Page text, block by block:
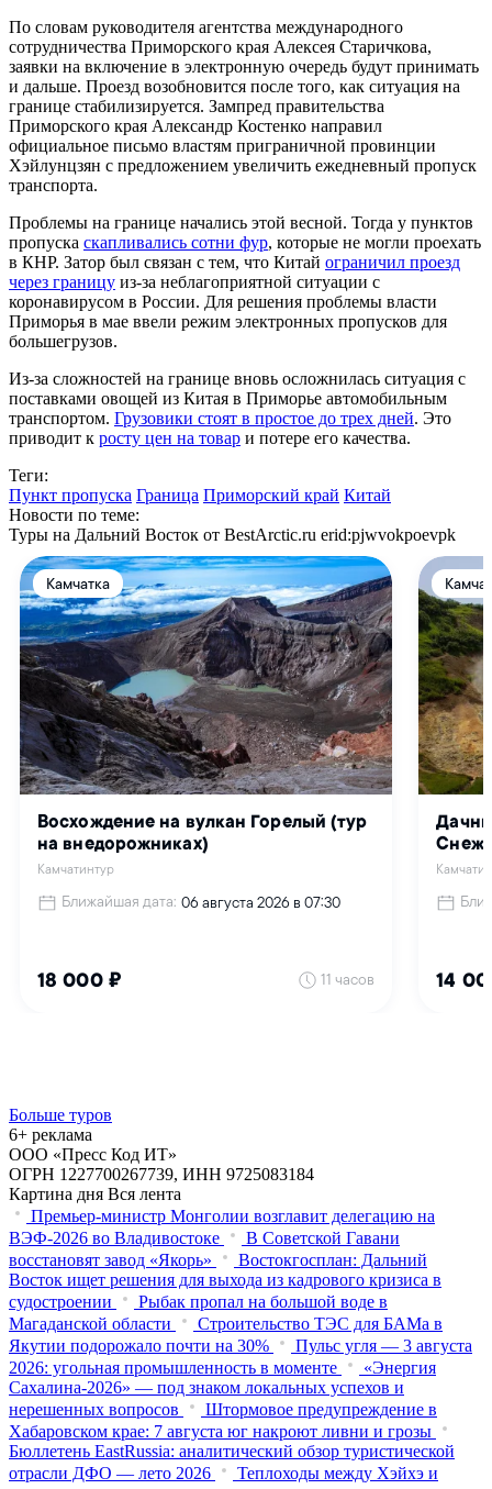
По словам руководителя агентства международного
сотрудничества Приморского края Алексея Старичкова,
заявки на включение в электронную очередь будут принимать
и дальше. Проезд возобновится после того, как ситуация на
границе стабилизируется. Зампред правительства
Приморского края Александр Костенко направил
официальное письмо властям приграничной провинции
Хэйлунцзян с предложением увеличить ежедневный пропуск
транспорта.
Проблемы на границе начались этой весной. Тогда у пунктов
пропуска скапливались сотни фур, которые не могли проехать
в КНР. Затор был связан с тем, что Китай ограничил проезд
через границу из-за неблагоприятной ситуации с
коронавирусом в России. Для решения проблемы власти
Приморья в мае ввели режим электронных пропусков для
большегрузов.
Из-за сложностей на границе вновь осложнилась ситуация с
поставками овощей из Китая в Приморье автомобильным
транспортом. Грузовики стоят в простое до трех дней. Это
приводит к росту цен на товар и потере его качества.
Теги:
Пункт пропуска Граница Приморский край Китай
Новости по теме:
Туры на Дальний Восток от BestArctic.ru erid:pjwvokpoevpk
Больше туров
6+ реклама
ООО «Пресс Код ИТ»
ОГРН 1227700267739, ИНН 9725083184
Картина дня Вся лента
Премьер-министр Монголии возглавит делегацию на
ВЭФ‑2026 во Владивостоке
В Советской Гавани
восстановят завод «Якорь»
Востокгосплан: Дальний
Восток ищет решения для выхода из кадрового кризиса в
судостроении
Рыбак пропал на большой воде в
Магаданской области
Строительство ТЭС для БАМа в
Якутии подорожало почти на 30%
Пульс угля — 3 августа
2026: угольная промышленность в моменте
«Энергия
Сахалина-2026» — под знаком локальных успехов и
нерешенных вопросов
Штормовое предупреждение в
Хабаровском крае: 7 августа юг накроют ливни и грозы
Бюллетень EastRussia: аналитический обзор туристической
отрасли ДФО — лето 2026
Теплоходы между Хэйхэ и